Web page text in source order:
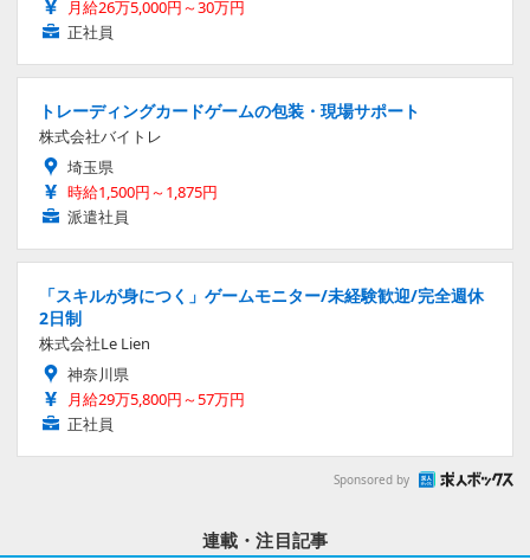
月給26万5,000円～30万円
正社員
トレーディングカードゲームの包装・現場サポート
株式会社バイトレ
埼玉県
時給1,500円～1,875円
派遣社員
「スキルが身につく」ゲームモニター/未経験歓迎/完全週休
2日制
株式会社Le Lien
神奈川県
月給29万5,800円～57万円
正社員
Sponsored by
連載・注目記事